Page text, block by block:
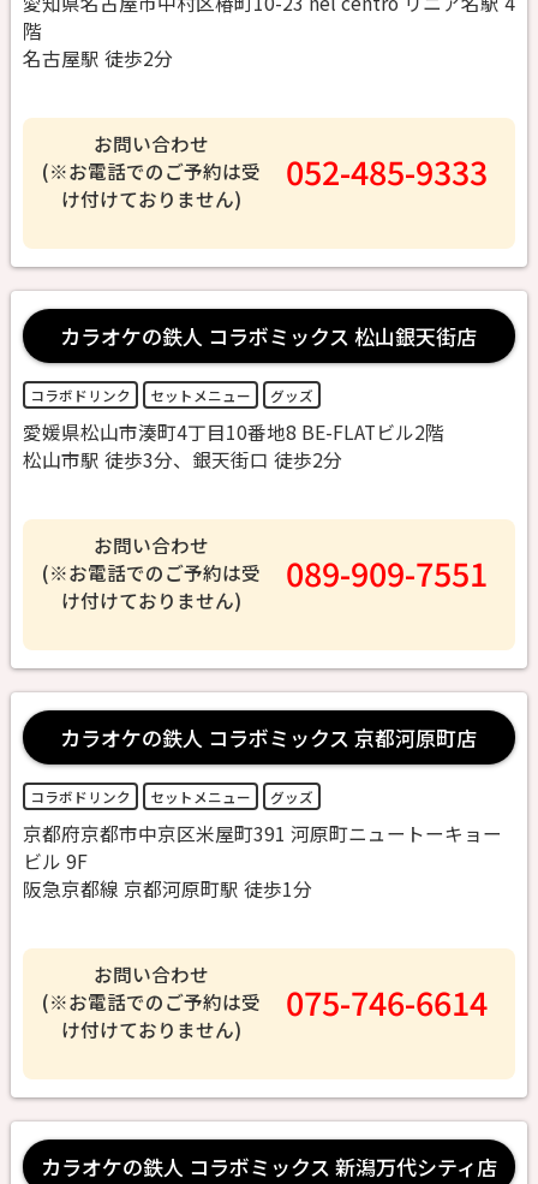
階
名古屋駅 徒歩2分
お問い合わせ
(※お電話でのご予約は受
け付けておりません)
052-485-9333
カラオケの鉄人 コラボミックス 松山銀天街店
コラボドリンク セットメニュー グッズ
愛媛県松山市湊町4丁目10番地8 BE-FLATビル2階
松山市駅 徒歩3分、銀天街口 徒歩2分
お問い合わせ
(※お電話でのご予約は受
け付けておりません)
089-909-7551
カラオケの鉄人 コラボミックス 京都河原町店
コラボドリンク セットメニュー グッズ
京都府京都市中京区米屋町391 河原町ニュートーキョー
ビル 9F
阪急京都線 京都河原町駅 徒歩1分
お問い合わせ
(※お電話でのご予約は受
け付けておりません)
075-746-6614
カラオケの鉄人 コラボミックス 新潟万代シティ店